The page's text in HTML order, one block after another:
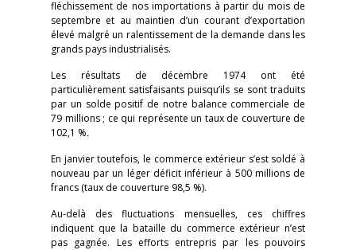
fléchissement de nos importations à partir du mois de
septembre et au maintien d’un courant d’exportation
élevé malgré un ralentissement de la demande dans les
grands pays industrialisés.
Les résultats de décembre 1974 ont été
particulièrement satisfaisants puisqu’ils se sont traduits
par un solde positif de notre balance commerciale de
79 millions ; ce qui représente un taux de couverture de
102,1 %.
En janvier toutefois, le commerce extérieur s’est soldé à
nouveau par un léger déficit inférieur à 500 millions de
francs (taux de couverture 98,5 %).
Au-delà des fluctuations mensuelles, ces chiffres
indiquent que la bataille du commerce extérieur n’est
pas gagnée. Les efforts entrepris par les pouvoirs